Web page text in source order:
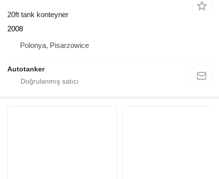
20ft tank konteyner
2008
Polonya, Pisarzowice
Autotanker